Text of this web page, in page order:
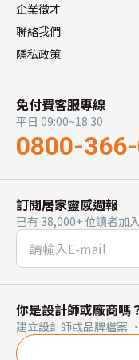
企業徵才
聯絡我們
隱私政策
免付費客服專線
平日 09:00~18:30
0800-
訂閱居家靈感週報
已有 38,000+ 位讀者加入
你是設計師或廠商嗎
建立設計師或品牌檔案